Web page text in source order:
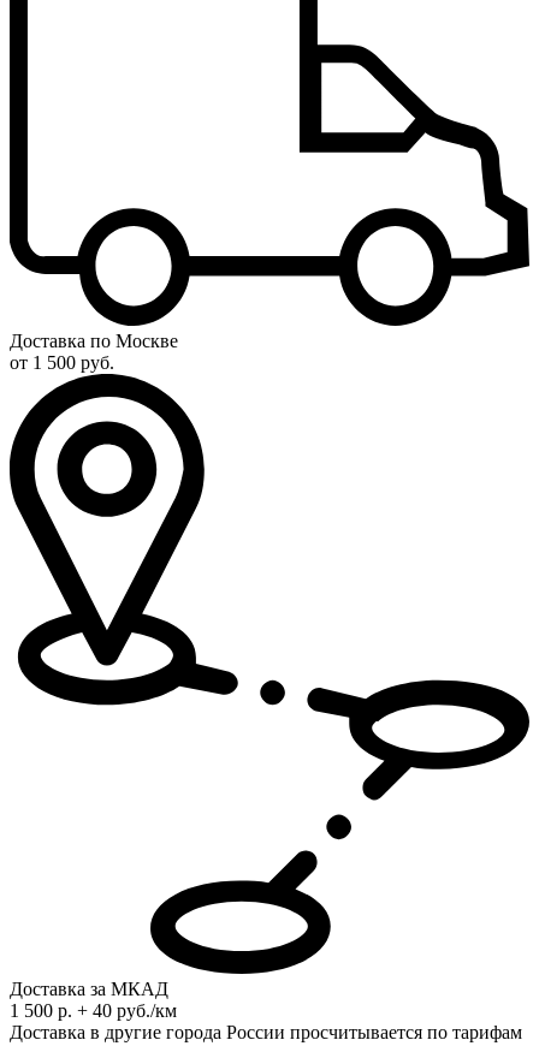
Доставка по Москве
от 1 500 руб.
Доставка за МКАД
1 500 р. + 40 руб./км
Доставка в другие города России просчитывается по тарифам